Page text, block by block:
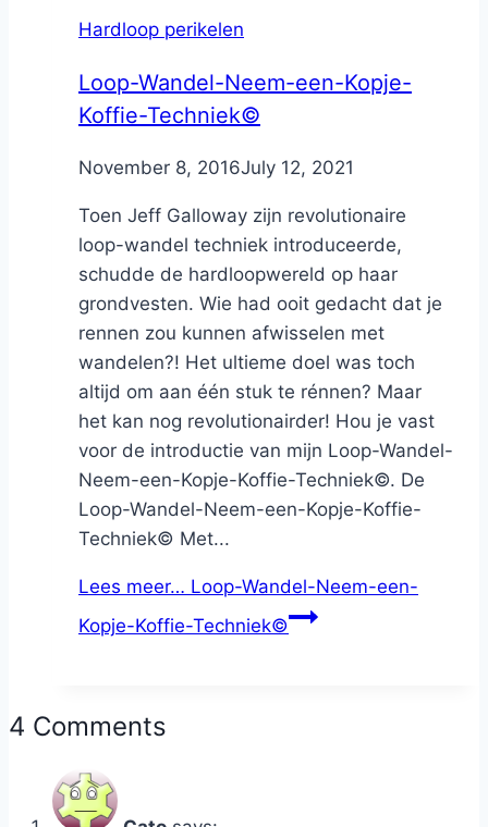
Hardloop perikelen
Loop-Wandel-Neem-een-Kopje-
Koffie-Techniek©
ByNicole
November 8, 2016July 12, 2021
Toen Jeff Galloway zijn revolutionaire
loop-wandel techniek introduceerde,
schudde de hardloopwereld op haar
grondvesten. Wie had ooit gedacht dat je
rennen zou kunnen afwisselen met
wandelen?! Het ultieme doel was toch
altijd om aan één stuk te rénnen? Maar
het kan nog revolutionairder! Hou je vast
voor de introductie van mijn Loop-Wandel-
Neem-een-Kopje-Koffie-Techniek©. De
Loop-Wandel-Neem-een-Kopje-Koffie-
Techniek© Met...
Lees meer… Loop-Wandel-Neem-een-
Kopje-Koffie-Techniek©
4 Comments